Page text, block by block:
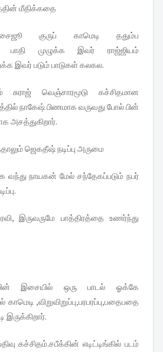
மீதிக்கதை
குருப் காமெடி ததும்ப
பாதி முழுக்க இவர் ராஜ்ஜியம்
இவர் படும் பாடுகள் கலகல.
வெஞ்சாரமூடு கச்சிதமான
நாகேஷ் பிணமாக வருவது போல் பின்
அசத்துகிறார்.
ஜெகதீஷ் நடிப்பு அருமை
நாயகன் மேல் சந்தேகப்படும் நபர்
இருவருமே பாத்திரத்தை உணர்ந்து
இசையில் ஒரு பாடல் ஓக்கே
,விறுவிறுப்பு,பரபரப்பு,பதைபதை
இருக்கிறார்.
கச்சிதம்.சபீக்கின் எடிட்டிங்கில் படம்